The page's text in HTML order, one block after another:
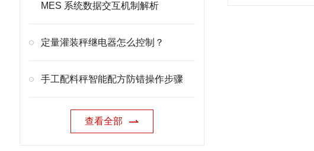
MES 系统数据交互机制解析
定量灌装秤继电器怎么控制？
手工配料秤智能配方防错操作步骤
查看全部